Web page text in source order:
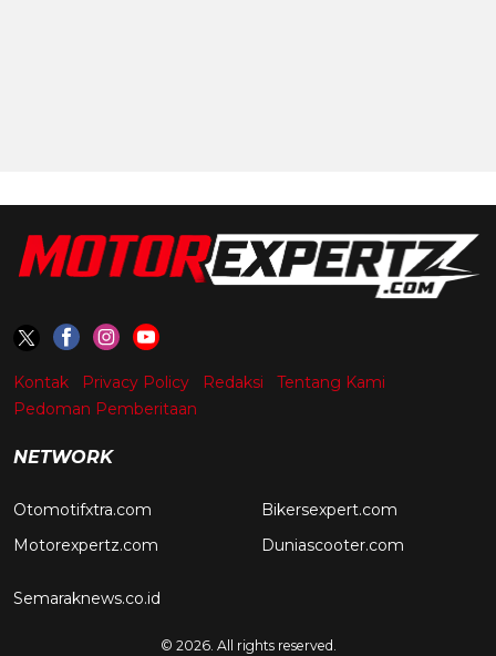
Kontak Privacy Policy Redaksi
Tentang Kami
Pedoman Pemberitaan
NETWORK
Otomotifxtra.com
Motorexpertz.com
Bikersexpert.com
Duniascooter.com
Semaraknews.co.id
© 2026. All rights reserved.